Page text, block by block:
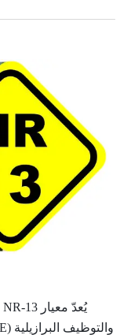
والتوظيف البرازيلية (MTE). واسمه الكامل هو: